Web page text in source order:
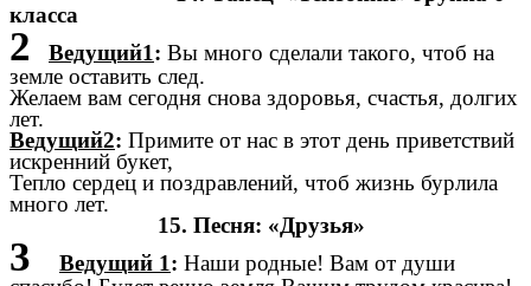
класса
2 Ведущий1: Вы много сделали такого, чтоб на
земле оставить след.
Желаем вам сегодня снова здоровья, счастья, долгих
лет.
Ведущий2: Примите от нас в этот день приветствий
искренний букет,
Тепло сердец и поздравлений, чтоб жизнь бурлила
много лет.
15. Песня: «Друзья»
3 Ведущий 1: Наши родные! Вам от души